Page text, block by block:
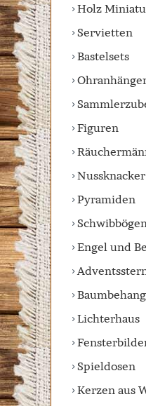
Holz
Servietten
Bastelsets
Figuren
Nussknacker
Pyramiden
Engel und
Baumbehang
Lichterhaus
Spieldosen
Kerzen aus